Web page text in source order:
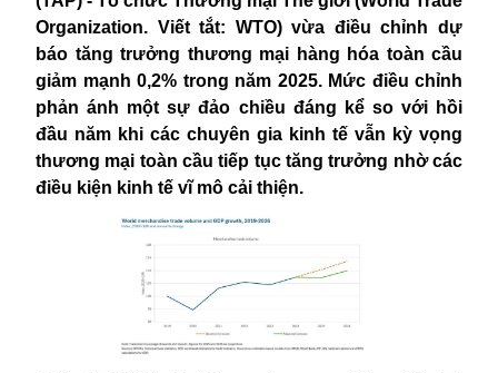
Organization. Viết tắt: WTO) vừa điều chỉnh dự
báo tăng trưởng thương mại hàng hóa toàn cầu
giảm mạnh 0,2% trong năm 2025. Mức điều chỉnh
phản ánh một sự đảo chiều đáng kể so với hồi
đầu năm khi các chuyên gia kinh tế vẫn kỳ vọng
thương mại toàn cầu tiếp tục tăng trưởng nhờ các
điều kiện kinh tế vĩ mô cải thiện.